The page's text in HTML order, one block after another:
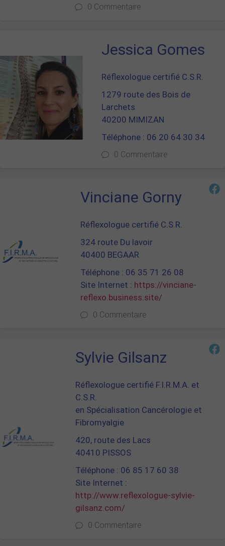
0 Commentaire
Jessica Gomes
Réflexologue certifié C.S.R.
1279 route des Bois de
Larchets
40200 MIMIZAN
Téléphone : 06 20 64 30 34
0 Commentaire
Vinciane Gorny
Réflexologue certifié C.S.R.
324 route Du lavoir
40400 BEGAAR
Téléphone : 06 35 71 26 08
Site Internet : https://vinciane-
reflexo.business.site/
0 Commentaire
Sylvie Gilsanz
Réflexologue certifié F.I.R.M.A. et
C.S.R.
en Spécialisation Cancérologie et
Fibromyalgie
420, route des Lacs
40410 PISSOS
Téléphone : 06 85 17 60 38
Site Internet :
http://www.reflexologue-sylvie-
gilsanz.com/
0 Commentaire